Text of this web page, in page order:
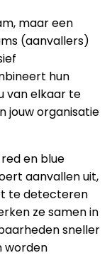
maar een
(aanvallers)
hun
van elkaar te
jouw organisatie
en blue
aanvallen uit,
te detecteren
ze samen in
sneller
worden